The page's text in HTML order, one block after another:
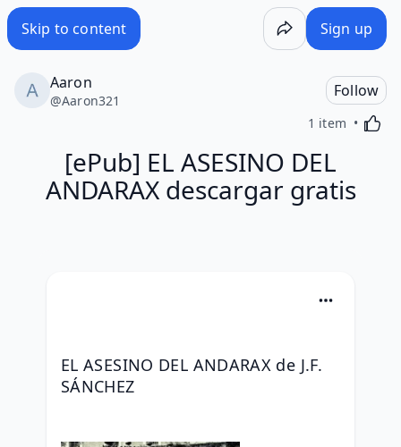
Skip to content Sign up
Aaron
@Aaron321
Follow
1 item
[ePub] EL ASESINO DEL
ANDARAX descargar gratis
EL ASESINO DEL ANDARAX de J.F.
SÁNCHEZ